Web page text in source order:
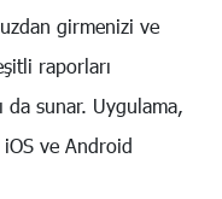
girmenizi ve
raporları
da sunar. Uygulama,
ve Android